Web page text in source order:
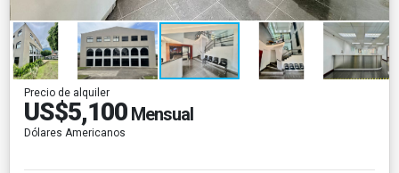
Precio de alquiler
US$5,100 Mensual
Dólares Americanos